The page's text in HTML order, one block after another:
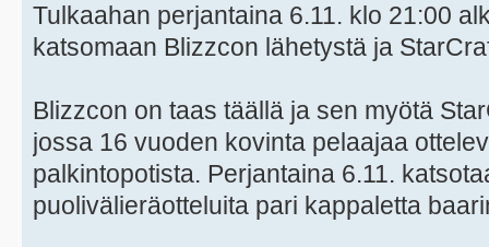
Tulkaahan perjantaina 6.11. klo 21:00
katsomaan Blizzcon lähetystä ja
Blizzcon on taas täällä ja sen myötä
jossa 16 vuoden kovinta pelaajaa
palkintopotista. Perjantaina 6.11.
puolivälieräotteluita pari kappaletta